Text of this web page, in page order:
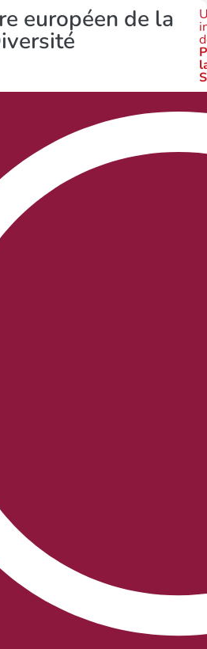
européen de la